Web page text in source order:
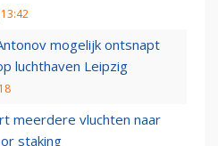
mogelijk ontsnapt
luchthaven Leipzig
meerdere vluchten naar
staking